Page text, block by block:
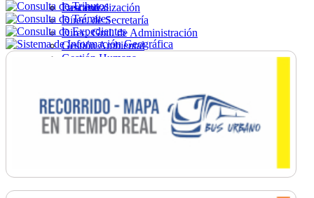
Descentralización
Direc. de Secretaría
Direc. Gral. de Administración
Gestión Ambiental
Gestión Humana
Ordenamiento
Promoción Social
Salud
Secretaría General
Lascano